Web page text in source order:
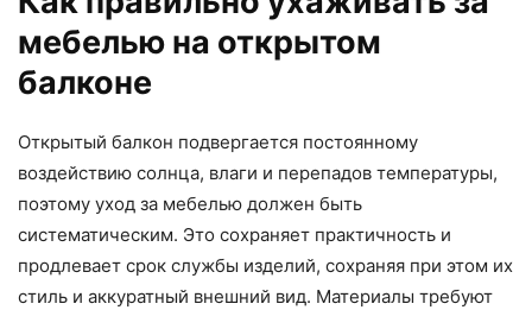
мебелью на открытом
балконе
Открытый балкон подвергается постоянному
воздействию солнца, влаги и перепадов температуры,
поэтому уход за мебелью должен быть
систематическим. Это сохраняет практичность и
продлевает срок службы изделий, сохраняя при этом их
стиль и аккуратный внешний вид. Материалы требуют